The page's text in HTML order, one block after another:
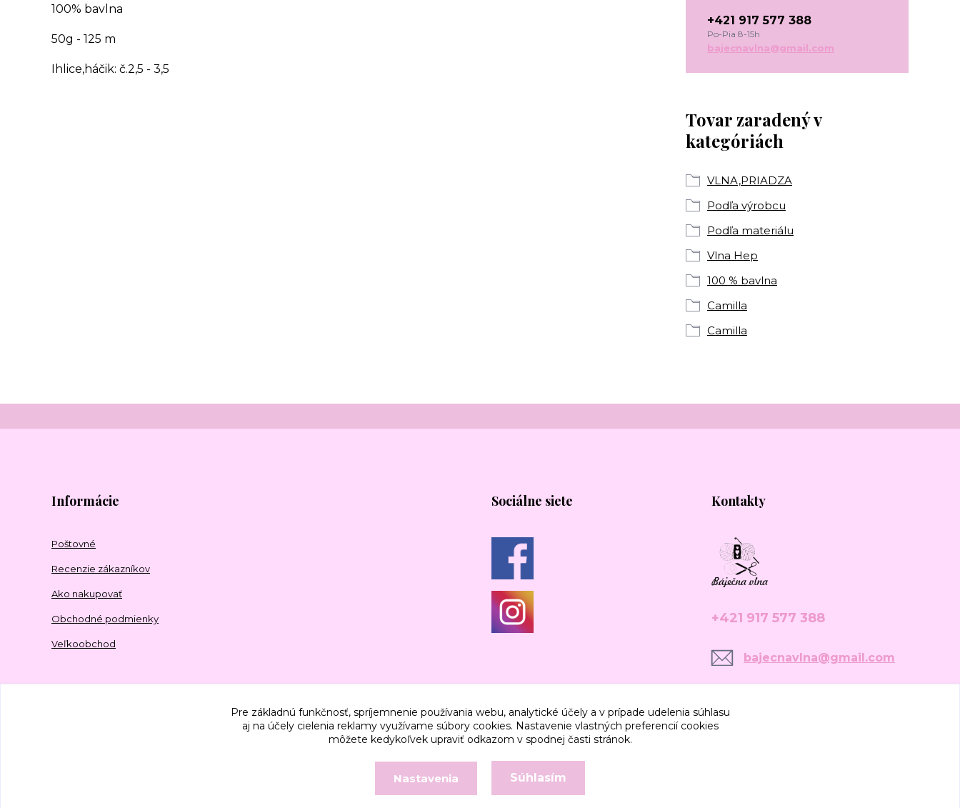
100% bavlna
50g - 125 m
Ihlice,háčik: č.2,5 - 3,5
Tovar zaradený v
kategóriách
VLNA,PRIADZA
Podľa výrobcu
Podľa materiálu
Vlna Hep
100 % bavlna
Camilla
Camilla
+421 917 577 388
Po-Pia 8-15h
bajecnavlna@gmail.com
Informácie
Poštovné
Recenzie zákazníkov
Ako nakupovať
Obchodné podmienky
Veľkoobchod
Sociálne siete Kontakty
+421 917 577 388
bajecnavlna@gmail.com
Pre základnú funkčnosť, spríjemnenie používania webu, analytické účely a v prípade udelenia súhlasu
aj na účely cielenia reklamy využívame súbory cookies. Nastavenie vlastných preferencií cookies
môžete kedykoľvek upraviť odkazom v spodnej časti stránok.
Nastavenia Súhlasím